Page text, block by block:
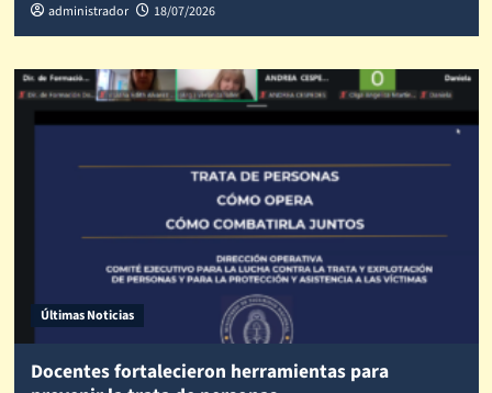
administrador 18/07/2026
Últimas Noticias
Docentes fortalecieron herramientas para